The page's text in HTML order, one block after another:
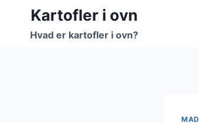
Fortsæt
indhold
Kartofler i ovn
Hvad er kartofler i ovn?
MAD